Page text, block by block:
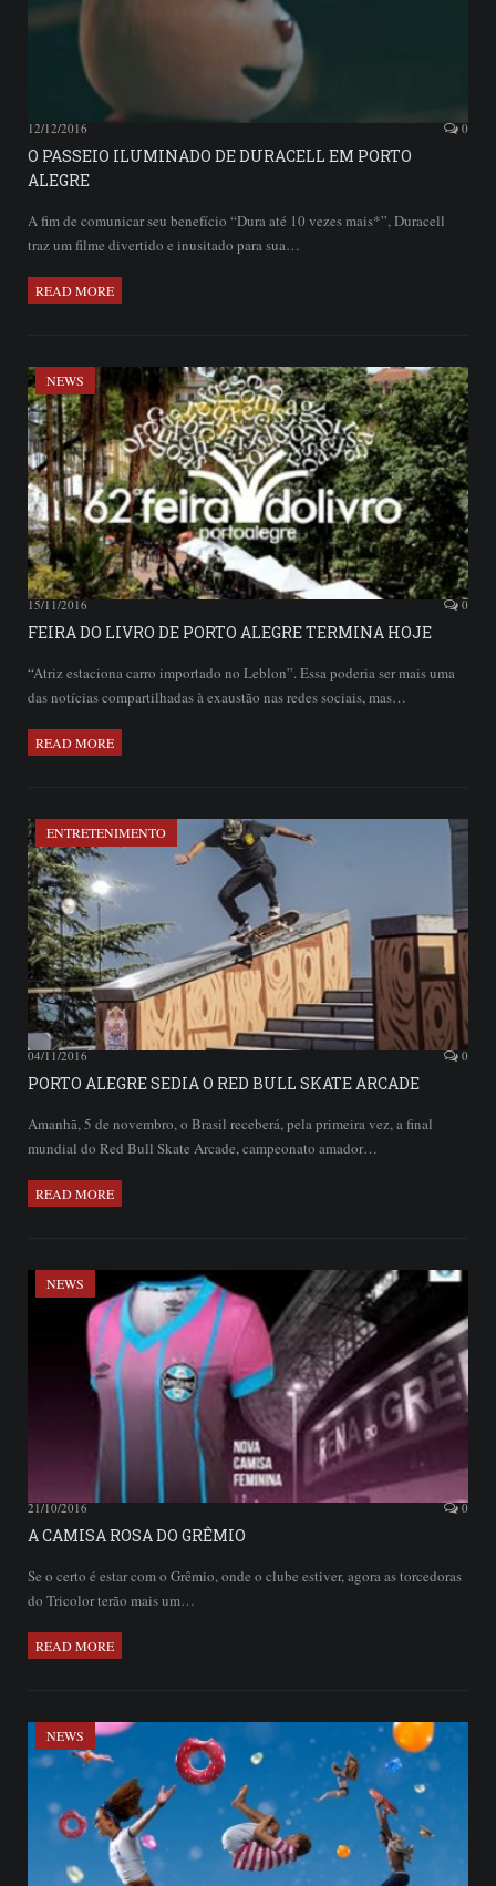
12/12/2016 0
O PASSEIO ILUMINADO DE DURACELL EM PORTO
ALEGRE
A fim de comunicar seu benefício “Dura até 10 vezes mais*”, Duracell
traz um filme divertido e inusitado para sua…
READ MORE
NEWS
15/11/2016 0
FEIRA DO LIVRO DE PORTO ALEGRE TERMINA HOJE
“Atriz estaciona carro importado no Leblon”. Essa poderia ser mais uma
das notícias compartilhadas à exaustão nas redes sociais, mas…
READ MORE
ENTRETENIMENTO
04/11/2016 0
PORTO ALEGRE SEDIA O RED BULL SKATE ARCADE
Amanhã, 5 de novembro, o Brasil receberá, pela primeira vez, a final
mundial do Red Bull Skate Arcade, campeonato amador…
READ MORE
NEWS
21/10/2016 0
A CAMISA ROSA DO GRÊMIO
Se o certo é estar com o Grêmio, onde o clube estiver, agora as torcedoras
do Tricolor terão mais um…
READ MORE
NEWS